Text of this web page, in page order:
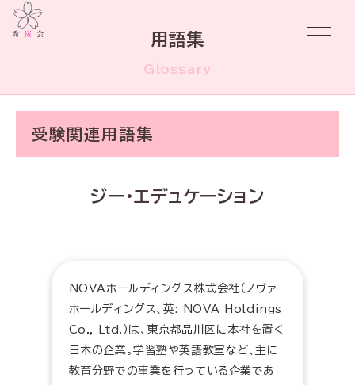
用語集
Glossary
受験関連用語集
ジー・エデュケーション
NOVAホールディングス株式会社（ノヴァ
ホールディングス、英: NOVA Holdings
Co., Ltd.）は、東京都品川区に本社を置く
日本の企業。学習塾や英語教室など、主に
教育分野での事業を行っている企業であ